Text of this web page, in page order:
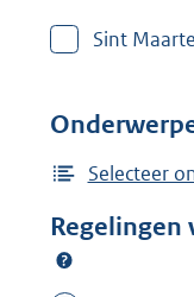
Sint
Selecteer